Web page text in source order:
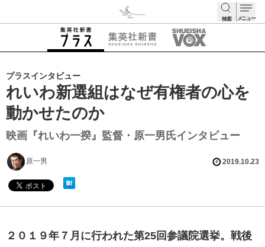
検索 メニュー
プラスインタビュー
れいわ新選組はなぜ有権者の心を
動かせたのか
映画『れいわ一揆』監督・原一男氏インタビュー
原一男 2019.10.23
２０１９年７月に行われた第25回参議院選挙。戦後